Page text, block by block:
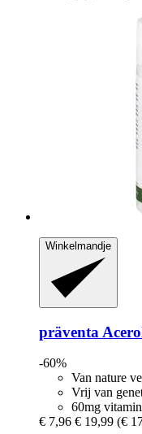
Winkelmandje
präventa
-60%
Van nature
Vrij van
60mg
€ 7,96 € 19,99 (€